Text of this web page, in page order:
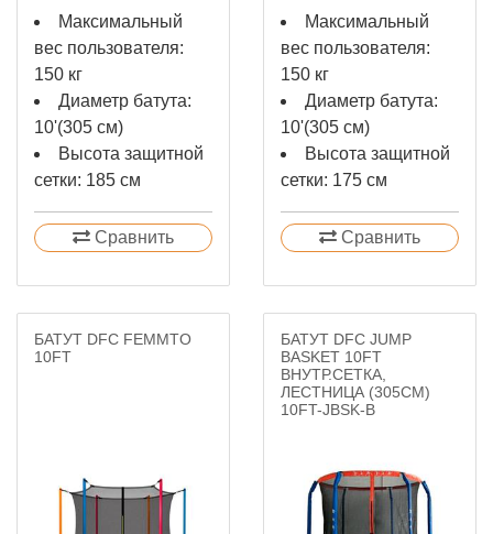
Максимальный
вес пользователя:
150 кг
Диаметр батута:
10'(305 см)
Высота защитной
сетки: 185 см
Сравнить
Максимальный
вес пользователя:
150 кг
Диаметр батута:
10'(305 см)
Высота защитной
сетки: 175 см
Сравнить
БАТУТ DFC FEMMTO
10FT
БАТУТ DFC JUMP
BASKET 10FT
ВНУТР.СЕТКА,
ЛЕСТНИЦА (305CМ)
10FT-JBSK-B